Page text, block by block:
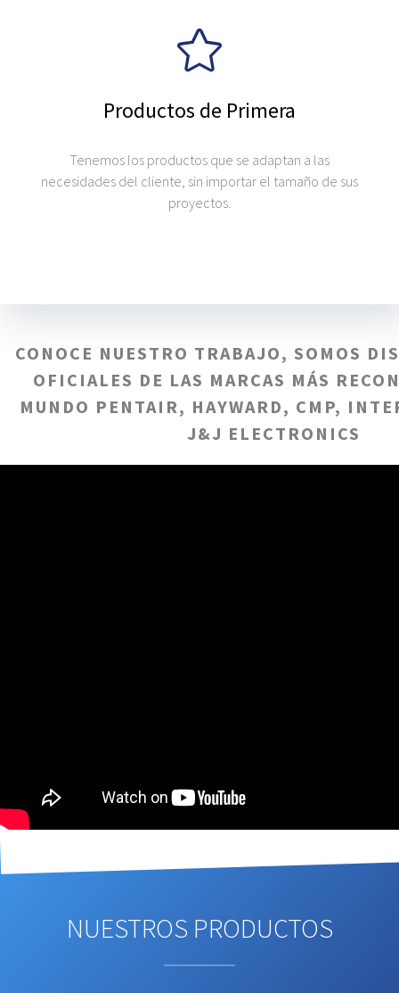
Productos de Primera
Tenemos los productos que se adaptan a las
necesidades del cliente, sin importar el tamaño de sus
proyectos.
CONOCE NUESTRO TRABAJO, SOMOS
OFICIALES DE LAS MARCAS MÁS
MUNDO PENTAIR, HAYWARD, CMP,
J&J ELECTRONICS
NUESTROS PRODUCTOS